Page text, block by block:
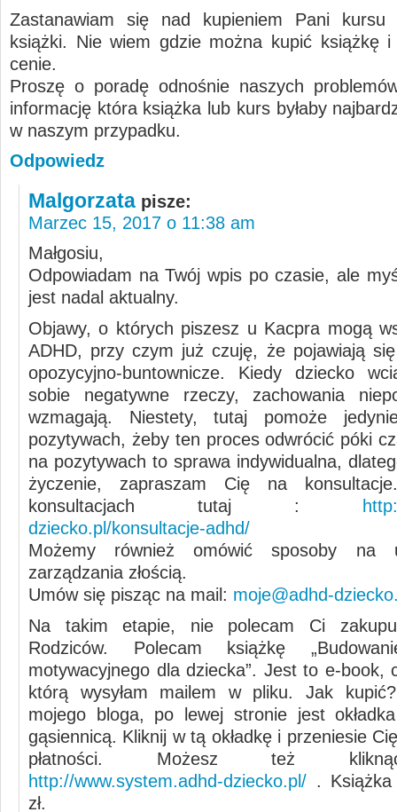
Zastanawiam się nad kupieniem Pani kursu
książki. Nie wiem gdzie można kupić książkę
cenie.
Proszę o poradę odnośnie naszych
informację która książka lub kurs byłaby
w naszym przypadku.
Odpowiedz
Malgorzata pisze:
Marzec 15, 2017 o 11:38 am
Małgosiu,
Odpowiadam na Twój wpis po czasie, ale
jest nadal aktualny.
Objawy, o których piszesz u Kacpra mogą
ADHD, przy czym już czuję, że pojawiają
opozycyjno-buntownicze. Kiedy dziecko
sobie negatywne rzeczy, zachowania
wzmagają. Niestety, tutaj pomoże
pozytywach, żeby ten proces odwrócić póki
na pozytywach to sprawa indywidualna,
życzenie, zapraszam Cię na
konsultacjach tutaj :
dziecko.pl/konsultacje-adhd/
Możemy również omówić sposoby na
zarządzania złością.
Umów się pisząc na mail: moje@adhd-
Na takim etapie, nie polecam Ci
Rodziców. Polecam książkę
motywacyjnego dla dziecka”. Jest to e-book,
którą wysyłam mailem w pliku. Jak
mojego bloga, po lewej stronie jest
gąsiennicą. Kliknij w tą okładkę i przeniesie
płatności. Możesz też
http://www.system.adhd-dziecko.pl/ .
zł.